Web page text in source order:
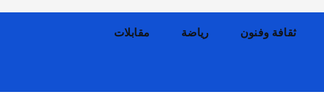
ثقافة وفنون رياضة مقابلات